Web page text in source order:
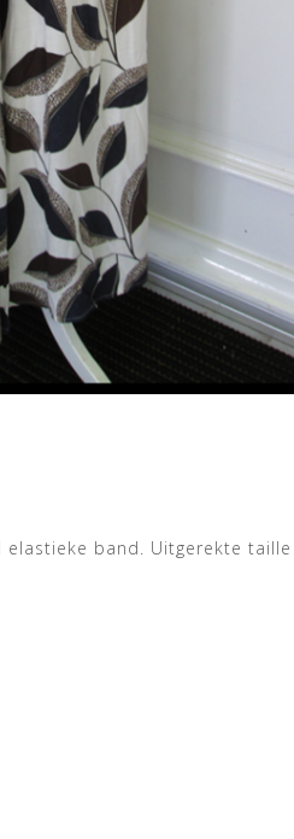
band. Uitgerekte